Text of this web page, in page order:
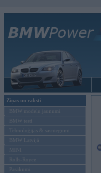
Ziņas un raksti
BMW modeļu jaunumi
BMW testi
Tehnoloģijas & sasniegumi
BMW Latvijā
MINI
Rolls-Royce
Pasākumi